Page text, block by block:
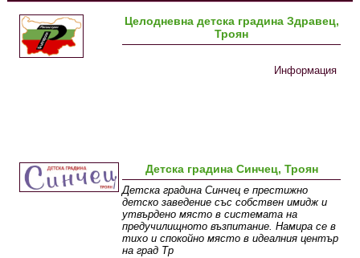
Целодневна детска градина Здравец,
Троян
Информация
Детска градина Синчец, Троян
Детска градина Синчец е престижно
детско заведение със собствен имидж и
утвърдено място в системата на
предучилищното възпитание. Намира се в
тихо и спокойно място в идеалния център
на град Тр